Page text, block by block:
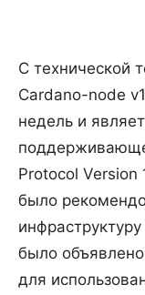
С технической
Cardano-node
недель и
Protocol Version
было
было
для